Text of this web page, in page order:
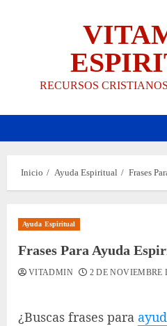
RECURSOS
Inicio Ayuda Espiritual Frases
Ayuda Espiritual
Frases Para Ayuda
VITADMIN 2 DE NOVIEMBRE
¿Buscas frases para